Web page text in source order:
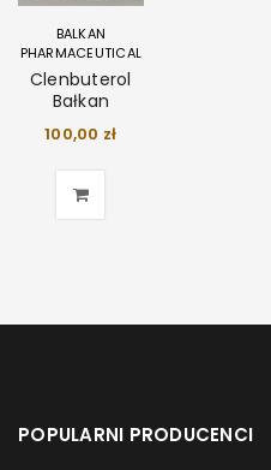
BALKAN
PHARMACEUTICAL
Clenbuterol
Bałkan
100,00 zł
POPULARNI PRODUCENCI